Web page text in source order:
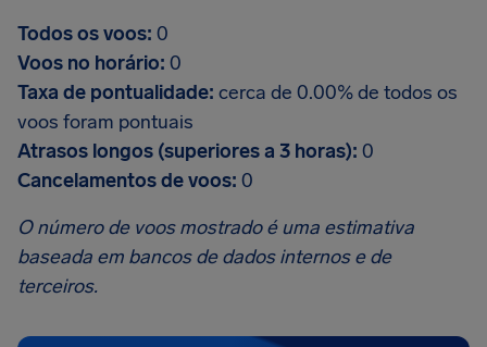
Todos os voos: 0
Voos no horário: 0
Taxa de pontualidade: cerca de 0.00% de todos os
voos foram pontuais
Atrasos longos (superiores a 3 horas): 0
Cancelamentos de voos: 0
O número de voos mostrado é uma estimativa
baseada em bancos de dados internos e de
terceiros.